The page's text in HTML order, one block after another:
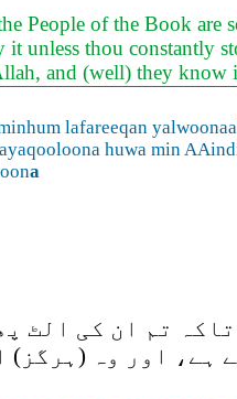
People of the Book are
it unless thou constantly
and (well) they know
lafareeqan
huwa min
a
تم ان کی الٹ
ہے، اور وہ